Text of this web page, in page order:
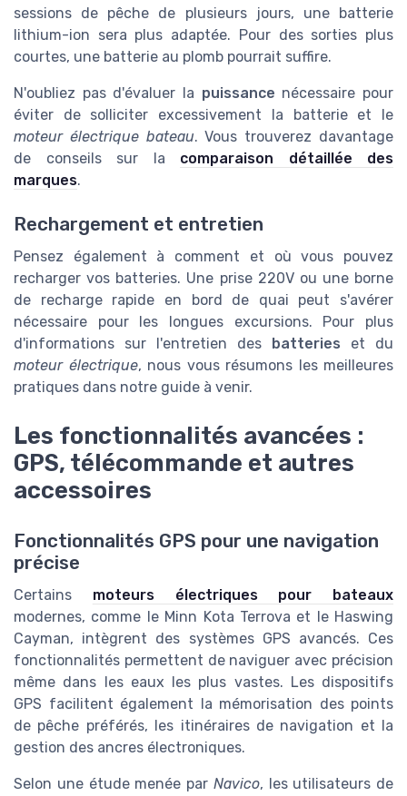
sessions de pêche de plusieurs jours, une batterie
lithium-ion sera plus adaptée. Pour des sorties plus
courtes, une batterie au plomb pourrait suffire.
N'oubliez pas d'évaluer la puissance nécessaire pour
éviter de solliciter excessivement la batterie et le
moteur électrique bateau. Vous trouverez davantage
de conseils sur la comparaison détaillée des
marques.
Rechargement et entretien
Pensez également à comment et où vous pouvez
recharger vos batteries. Une prise 220V ou une borne
de recharge rapide en bord de quai peut s'avérer
nécessaire pour les longues excursions. Pour plus
d'informations sur l'entretien des batteries et du
moteur électrique, nous vous résumons les meilleures
pratiques dans notre guide à venir.
Les fonctionnalités avancées :
GPS, télécommande et autres
accessoires
Fonctionnalités GPS pour une navigation
précise
Certains moteurs électriques pour bateaux
modernes, comme le Minn Kota Terrova et le Haswing
Cayman, intègrent des systèmes GPS avancés. Ces
fonctionnalités permettent de naviguer avec précision
même dans les eaux les plus vastes. Les dispositifs
GPS facilitent également la mémorisation des points
de pêche préférés, les itinéraires de navigation et la
gestion des ancres électroniques.
Selon une étude menée par Navico, les utilisateurs de